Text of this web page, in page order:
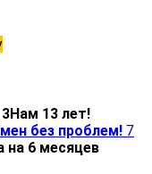
Нам 13 лет!
без проблем! 7
на 6 месяцев